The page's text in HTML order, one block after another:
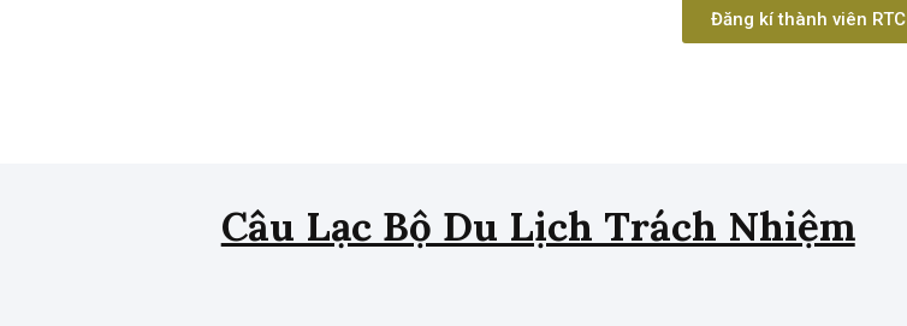
Đăng kí thành viên RTC
Câu Lạc Bộ Du Lịch Trách Nhiệm